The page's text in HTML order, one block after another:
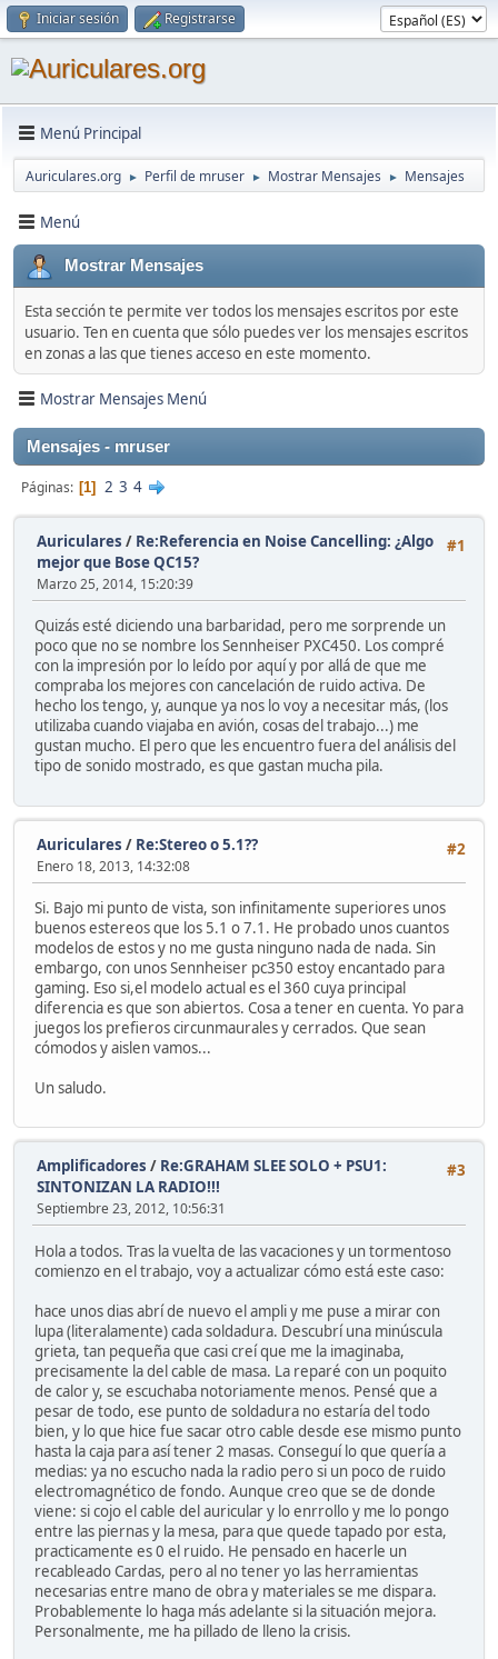
Iniciar sesión Registrarse
Menú Principal
Auriculares.org ► Perfil de mruser ► Mostrar Mensajes ► Mensajes
Menú
Mostrar Mensajes
Esta sección te permite ver todos los mensajes escritos por este
usuario. Ten en cuenta que sólo puedes ver los mensajes escritos
en zonas a las que tienes acceso en este momento.
Mostrar Mensajes Menú
Mensajes - mruser
Páginas 1 2 3 4
#1
Auriculares / Re:Referencia en Noise Cancelling: ¿Algo
mejor que Bose QC15?
Marzo 25, 2014, 15:20:39
Quizás esté diciendo una barbaridad, pero me sorprende un
poco que no se nombre los Sennheiser PXC450. Los compré
con la impresión por lo leído por aquí y por allá de que me
compraba los mejores con cancelación de ruido activa. De
hecho los tengo, y, aunque ya nos lo voy a necesitar más, (los
utilizaba cuando viajaba en avión, cosas del trabajo...) me
gustan mucho. El pero que les encuentro fuera del análisis del
tipo de sonido mostrado, es que gastan mucha pila.
#2
Auriculares / Re:Stereo o 5.1??
Enero 18, 2013, 14:32:08
Si. Bajo mi punto de vista, son infinitamente superiores unos
buenos estereos que los 5.1 o 7.1. He probado unos cuantos
modelos de estos y no me gusta ninguno nada de nada. Sin
embargo, con unos Sennheiser pc350 estoy encantado para
gaming. Eso si,el modelo actual es el 360 cuya principal
diferencia es que son abiertos. Cosa a tener en cuenta. Yo para
juegos los prefieros circunmaurales y cerrados. Que sean
cómodos y aislen vamos...
Un saludo.
#3
Amplificadores / Re:GRAHAM SLEE SOLO + PSU1:
SINTONIZAN LA RADIO!!!
Septiembre 23, 2012, 10:56:31
Hola a todos. Tras la vuelta de las vacaciones y un tormentoso
comienzo en el trabajo, voy a actualizar cómo está este caso:
hace unos dias abrí de nuevo el ampli y me puse a mirar con
lupa (literalamente) cada soldadura. Descubrí una minúscula
grieta, tan pequeña que casi creí que me la imaginaba,
precisamente la del cable de masa. La reparé con un poquito
de calor y, se escuchaba notoriamente menos. Pensé que a
pesar de todo, ese punto de soldadura no estaría del todo
bien, y lo que hice fue sacar otro cable desde ese mismo punto
hasta la caja para así tener 2 masas. Conseguí lo que quería a
medias: ya no escucho nada la radio pero si un poco de ruido
electromagnético de fondo. Aunque creo que se de donde
viene: si cojo el cable del auricular y lo enrrollo y me lo pongo
entre las piernas y la mesa, para que quede tapado por esta,
practicamente es 0 el ruido. He pensado en hacerle un
recableado Cardas, pero al no tener yo las herramientas
necesarias entre mano de obra y materiales se me dispara.
Probablemente lo haga más adelante si la situación mejora.
Personalmente, me ha pillado de lleno la crisis.